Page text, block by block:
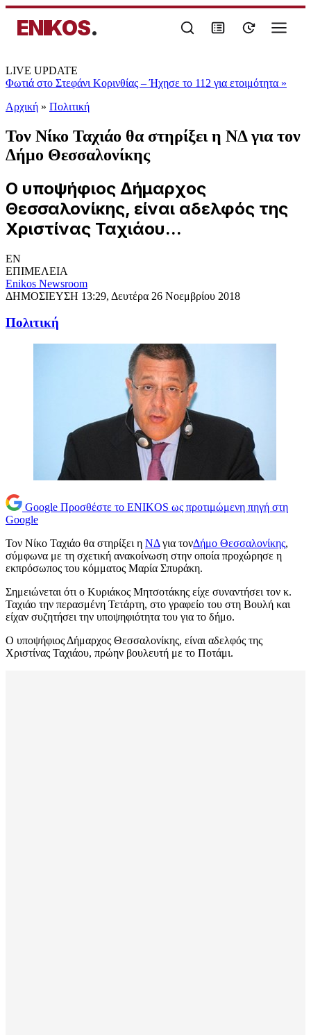
ENIKOS.
LIVE UPDATE
Φωτιά στο Στεφάνι Κορινθίας – Ήχησε το 112 για ετοιμότητα »
Αρχική » Πολιτική
Τον Νίκο Ταχιάο θα στηρίξει η ΝΔ για τον
Δήμο Θεσσαλονίκης
Ο υποψήφιος Δήμαρχος
Θεσσαλονίκης, είναι αδελφός της
Χριστίνας Ταχιάου...
EN
ΕΠΙΜΕΛΕΙΑ
Enikos Newsroom
ΔΗΜΟΣΙΕΥΣΗ 13:29, Δευτέρα 26 Νοεμβρίου 2018
Πολιτική
Google Προσθέστε το ENIKOS ως προτιμώμενη πηγή στη
Google
Τον Νίκο Ταχιάο θα στηρίξει η ΝΔγια τονΔήμο Θεσσαλονίκης,
σύμφωνα με τη σχετική ανακοίνωση στην οποία προχώρησε η
εκπρόσωπος του κόμματος Μαρία Σπυράκη.
Σημειώνεται ότι ο Κυριάκος Μητσοτάκης είχε συναντήσει τον κ.
Ταχιάο την περασμένη Τετάρτη, στο γραφείο του στη Βουλή και
είχαν συζητήσει την υποψηφιότητα του για το δήμο.
Ο υποψήφιος Δήμαρχος Θεσσαλονίκης, είναι αδελφός της
Χριστίνας Ταχιάου, πρώην βουλευτή με το Ποτάμι.